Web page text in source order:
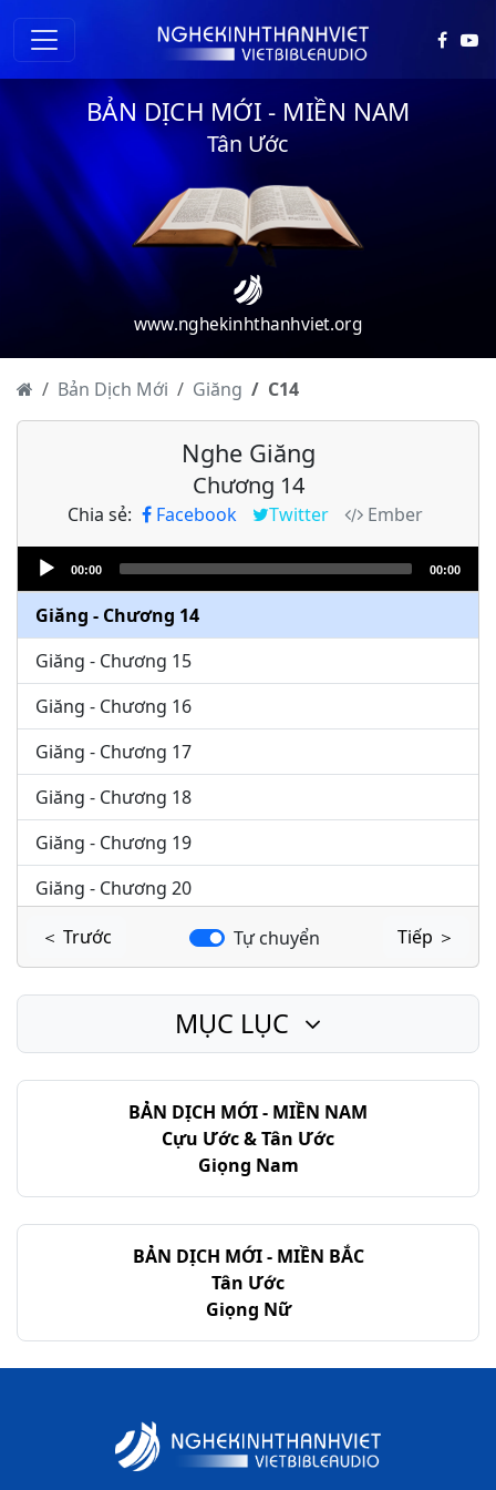
BẢN DỊCH MỚI - MIỀN NAM
Tân Ước
www.nghekinhthanhviet.org
Bản Dịch Mới Giăng C14
Nghe Giăng
Chương 14
Chia sẻ: Facebook Twitter
Ember
Audio
Player
00:00 00:00
Giăng - Chương 1
Giăng - Chương 2
Giăng - Chương 3
Giăng - Chương 4
Giăng - Chương 5
Giăng - Chương 6
Giăng - Chương 7
Giăng - Chương 9
Giăng - Chương 12
Giăng - Chương 13
Giăng - Chương 14
Giăng - Chương 15
Giăng - Chương 16
Giăng - Chương 17
Giăng - Chương 18
Giăng - Chương 19
Giăng - Chương 20
Giăng - Chương 21
＜ Trước Tự chuyển Tiếp ＞
BẢN DỊCH MỚI - MIỀN NAM
Cựu Ước & Tân Ước
Giọng Nam
BẢN DỊCH MỚI - MIỀN BẮC
Tân Ước
Giọng Nữ
MỤC LỤC